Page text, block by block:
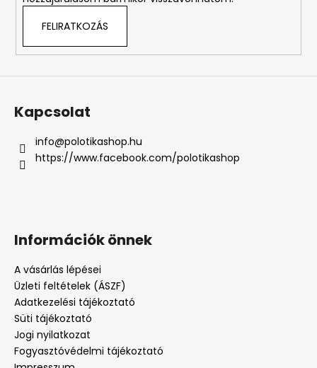
FELIRATKOZÁS
Kapcsolat
info@polotikashop.hu
https://www.facebook.com/polotikashop
Információk önnek
A vásárlás lépései
Üzleti feltételek (ÁSZF)
Adatkezelési tájékoztató
Süti tájékoztató
Jogi nyilatkozat
Fogyasztóvédelmi tájékoztató